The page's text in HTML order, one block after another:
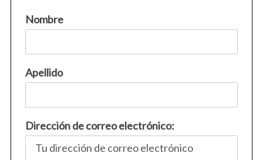
Nombre
Apellido
Dirección de correo electrónico: